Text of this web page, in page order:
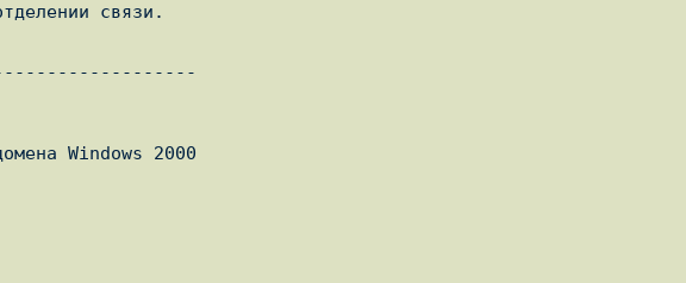
связи.
Windows 2000